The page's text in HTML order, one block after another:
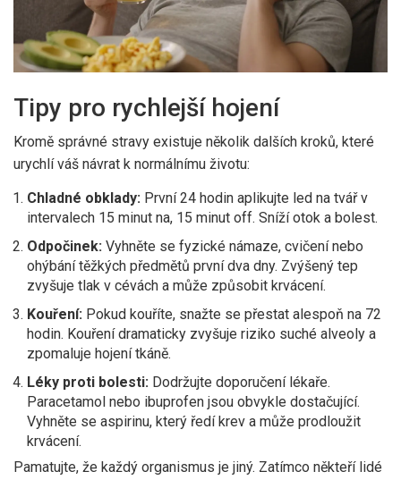
Tipy pro rychlejší hojení
Kromě správné stravy existuje několik dalších kroků, které
urychlí váš návrat k normálnímu životu:
Chladné obklady: První 24 hodin aplikujte led na tvář v
intervalech 15 minut na, 15 minut off. Sníží otok a bolest.
Odpočinek: Vyhněte se fyzické námaze, cvičení nebo
ohýbání těžkých předmětů první dva dny. Zvýšený tep
zvyšuje tlak v cévách a může způsobit krvácení.
Kouření: Pokud kouříte, snažte se přestat alespoň na 72
hodin. Kouření dramaticky zvyšuje riziko suché alveoly a
zpomaluje hojení tkáně.
Léky proti bolesti: Dodržujte doporučení lékaře.
Paracetamol nebo ibuprofen jsou obvykle dostačující.
Vyhněte se aspirinu, který ředí krev a může prodloužit
krvácení.
Pamatujte, že každý organismus je jiný. Zatímco někteří lidé